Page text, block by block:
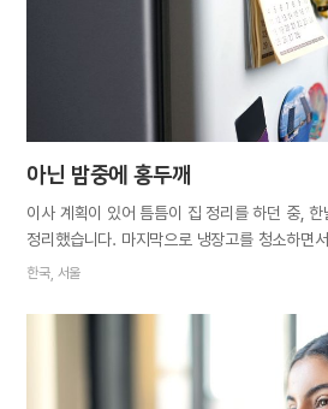
언제나 엄마였다. 내가 태어나던 순간부터 엄마
그래서인지 엄마에게 엄마가 아니었던 시절을
아닌 밤중에 홍두깨
이사 계획이 있어 틈틈이 집 정리를 하던 중,
정리했습니다. 마지막으로 냉장고를 청소하면
끄집어내어 내용물을 확인하려고 뚜껑을 열었습
복분자 발효액이 오래되어 터진 것이었습니다.
불그죽죽한 복분자 발효액으로 온통 범벅이 돼
홍두깨’ 격으로, 전혀 예상치 못한 일을 당한
바를 모른 채 부들부들 떨기만 했습니다. 거실
한국, 서울